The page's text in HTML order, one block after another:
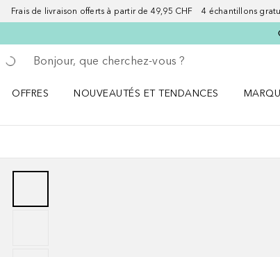
Frais de livraison offerts à partir de 49,95 CHF 4 échantillons
Retourner
Exécuter la recherche
OFFRES
NOUVEAUTÉS ET TENDANCES